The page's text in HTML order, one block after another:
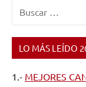
LO MÁS LEÍDO
1.- MEJORES